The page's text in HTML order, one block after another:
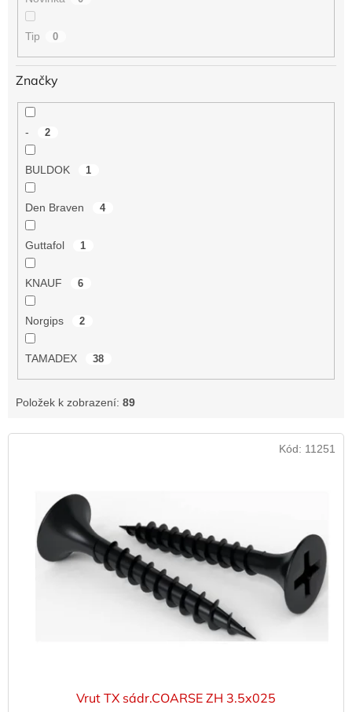
Tip 0
Značky
- 2
BULDOK 1
Den Braven 4
Guttafol 1
KNAUF 6
Norgips 2
TAMADEX 38
Položek k zobrazení: 89
V
Vrut TX sádr.COARSE ZH 3.5x025
Kód: 11251